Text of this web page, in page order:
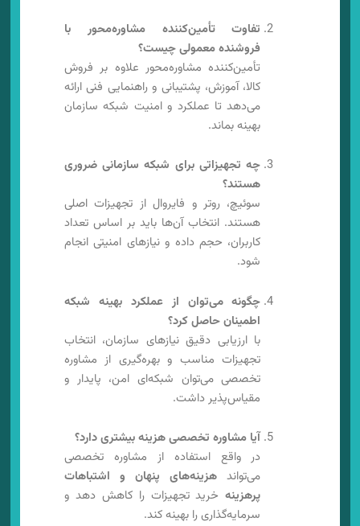
تفاوت تأمین‌کننده مشاوره‌محور با
فروشنده معمولی چیست؟
تأمین‌کننده مشاوره‌محور علاوه بر فروش
کالا، آموزش، پشتیبانی و راهنمایی فنی ارائه
می‌دهد تا عملکرد و امنیت شبکه سازمان
بهینه بماند.
چه تجهیزاتی برای شبکه سازمانی ضروری
هستند؟
سوئیچ، روتر و فایروال از تجهیزات اصلی
هستند. انتخاب آن‌ها باید بر اساس تعداد
کاربران، حجم داده و نیازهای امنیتی انجام
شود.
چگونه می‌توان از عملکرد بهینه شبکه
اطمینان حاصل کرد؟
با ارزیابی دقیق نیازهای سازمان، انتخاب
تجهیزات مناسب و بهره‌گیری از مشاوره
تخصصی می‌توان شبکه‌ای امن، پایدار و
مقیاس‌پذیر داشت.
آیا مشاوره تخصصی هزینه بیشتری دارد؟
در واقع استفاده از مشاوره تخصصی
می‌تواند هزینه‌های پنهان و اشتباهات
پرهزینهخرید تجهیزات را کاهش دهد و
سرمایه‌گذاری را بهینه کند.